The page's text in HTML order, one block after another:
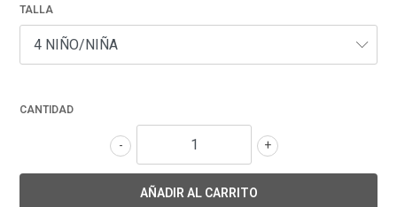
TALLA
CANTIDAD
+
-